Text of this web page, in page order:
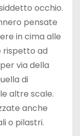
occhio.
pensate
in cima alle
rispetto ad
via della
di
altre scale.
anche
o pilastri.